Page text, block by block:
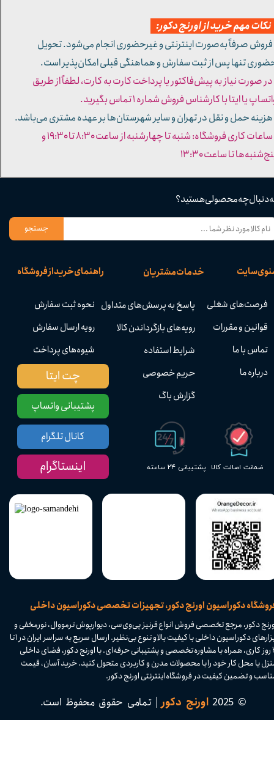
دکوراسیون اورنج دکور، تجهیزات تخصصی دکوراسیون داخلی
پشتیبانی ۲۴ ساعته ضمانت اصالت کالا
راهنمای خرید از فروشگاه
نحوه ثبت سفارش
رویه ارسال سفارش
شیوه‌های پرداخت
خدمات مشتریان
پاسخ به پرسش‌های متداول
رویه‌های بازگرداندن کالا
شرایط استفاده
حریم خصوصی
گزارش باگ
سایت
فرصت‌های شغلی
قوانین و مقررات
تماس با ما
درباره ما
دنبال چه محصولی هستید؟
جستجو
دکور، مرجع تخصصی فروش انواع قرنیز پی‌وی‌سی، دیوارپوش ترمووال، نورمخفی و
ابزارهای دکوراسیون داخلی با کیفیت بالا و تنوع بی‌نظیر. ارسال سریع به سراسر ایران در ۱ تا
۴ روز کاری، همراه با مشاوره تخصصی و پشتیبانی حرفه‌ای. با اورنج دکور، فضای داخلی
یا محل کار خود را با محصولات مدرن و کاربردی متحول کنید. خرید آسان، قیمت
و تضمین کیفیت در فروشگاه اینترنتی اورنج دکور.​​​​​​​
© 2025 اورنج دکور| تمامی حقوق محفوظ است.​​​​​​​
پشتیبانی واتساپ
چت ایتا
کانال تلگرام
اینستاگرام
مهم خرید از اورنج دکور:
صرفاً به‌صورت اینترنتی و غیرحضوری انجام می‌شود. تحویل
تنها پس از ثبت سفارش و هماهنگی قبلی امکان‌پذیر است.
صورت نیاز به پیش‌فاکتور یا پرداخت کارت به کارت، لطفاً از طریق
یا ایتا با کارشناس فروش شماره ۱ تماس بگیرید.
حمل و نقل در تهران و سایر شهرستان‌ها بر عهده مشتری می‌باشد.
- ساعات کاری فروشگاه: شنبه تا چهارشنبه از ساعت ۸:۳۰ تا ۱۹:۳۰ و
تا ساعت ۱۳:۳۰​​​​​​​